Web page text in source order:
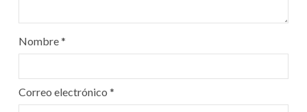
Nombre*
Correo electrónico *